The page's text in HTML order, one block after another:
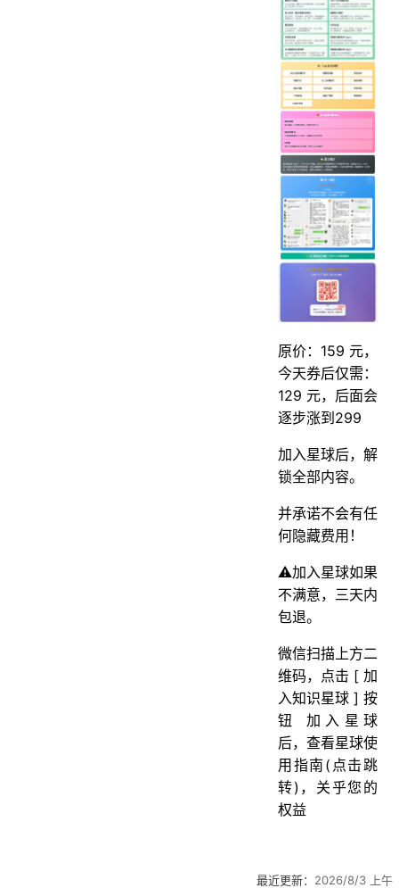
原价：159 元，
今天券后仅需：
129 元，后面会
逐步涨到299
加入星球后，解
锁全部内容。
并承诺不会有任
何隐藏费用！
⚠️加入星球如果
不满意，三天内
包退。
微信扫描上方二
维码，点击 [ 加
入知识星球 ] 按
钮 加入星球
后，查看星球使
用指南(点击跳
转)，关乎您的
权益
最近更新： 2026/8/3 上午